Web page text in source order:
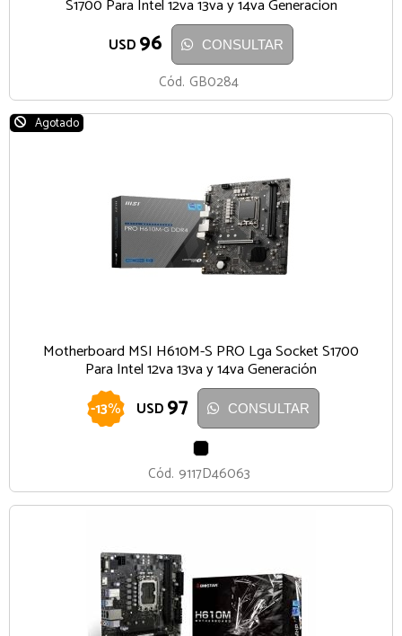
S1700 Para Intel 12va 13va y 14va Generacion
USD 96 CONSULTAR
Cód. GB0284
Agotado
Motherboard MSI H610M-S PRO Lga Socket S1700
Para Intel 12va 13va y 14va Generación
-13% USD 97 CONSULTAR
Cód. 9117D46063